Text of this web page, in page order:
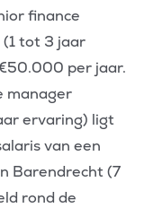
finance
tot 3 jaar
per jaar.
manager
ervaring) ligt
van een
Barendrecht (7
rond de